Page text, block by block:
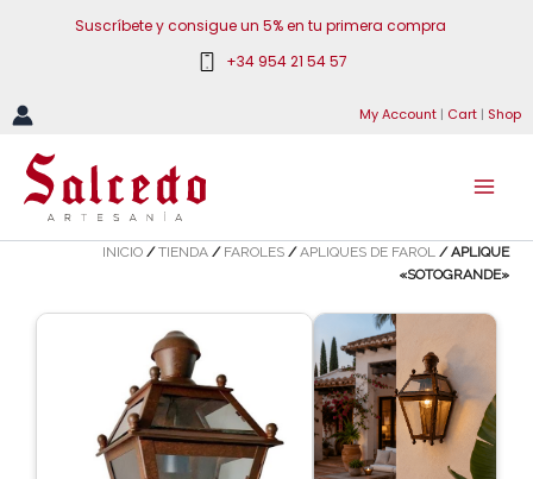
Suscríbete y consigue un 5% en tu primera compra
+34 954 21 54 57
My Account | Cart | Shop
INICIO /TIENDA / FAROLES /APLIQUES DE FAROL / APLIQUE
«SOTOGRANDE»